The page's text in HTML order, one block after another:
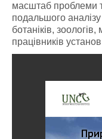
масштаб проблеми
подальшого
ботаніків,
працівників